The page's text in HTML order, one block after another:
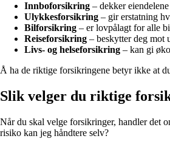
Innboforsikring – dekker
Ulykkesforsikring – gir erstatning
Bilforsikring – er lovpålagt for alle
Reiseforsikring – beskytter deg mot
Livs- og helseforsikring – kan gi
Å ha de riktige forsikringene betyr ikke at
Slik velger du riktige
Når du skal velge forsikringer, handler det
risiko kan jeg håndtere selv?